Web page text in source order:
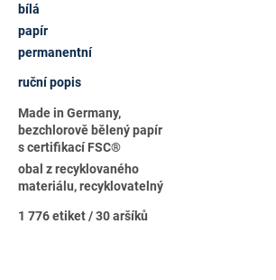
bílá
papír
permanentní
ruční popis
Made in Germany,
bezchlorově bělený papír
s certifikací FSC®
obal z recyklovaného
materiálu, recyklovatelný
1 776 etiket / 30 aršíků